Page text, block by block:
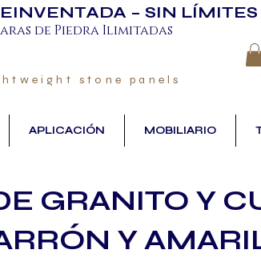
– SIN LÍMITES
de Piedra Ilimitadas
stone panels
APLICACIÓN MOBILIARIO
GRANITO Y
Y